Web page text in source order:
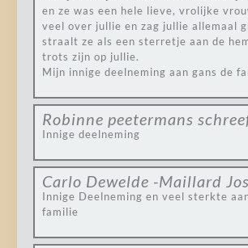
en ze was een hele lieve, vrolijke
veel over jullie en zag jullie allemaal
straalt ze als een sterretje aan de
trots zijn op jullie.
Mijn innige deelneming aan gans de
Robinne peetermans
Innige deelneming
Carlo Dewelde -Maillard
Innige Deelneming en veel sterkte
familie